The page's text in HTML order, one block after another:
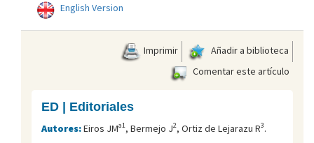
English Version
Imprimir
Añadir a biblioteca
Comentar este artículo
ED | Editoriales
Autores:Eiros JMª1, Bermejo J2, Ortiz de Lejarazu R3.